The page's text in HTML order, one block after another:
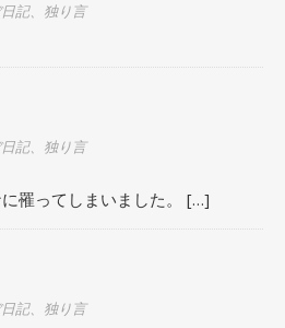
記、独り言
記、独り言
罹ってしまいました。 […]
記、独り言